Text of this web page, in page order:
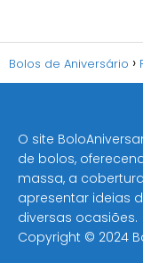
Bolos de Aniversário
O site
de bolos,
massa, a
apresentar ideias
diversas ocasiões​.
Copyright © 2024